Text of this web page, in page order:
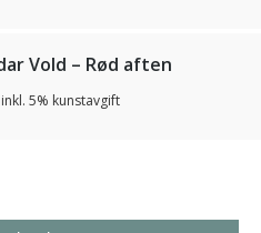
Vold – Rød aften
inkl. 5% kunstavgift